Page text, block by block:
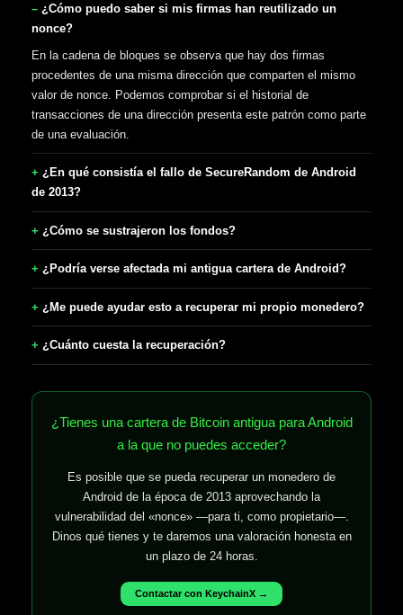
¿Cómo puedo saber si mis firmas han reutilizado un
nonce?
En la cadena de bloques se observa que hay dos firmas
procedentes de una misma dirección que comparten el mismo
valor de nonce. Podemos comprobar si el historial de
transacciones de una dirección presenta este patrón como parte
de una evaluación.
¿En qué consistía el fallo de SecureRandom de Android
de 2013?
¿Cómo se sustrajeron los fondos?
¿Podría verse afectada mi antigua cartera de Android?
¿Me puede ayudar esto a recuperar mi propio monedero?
¿Cuánto cuesta la recuperación?
¿Tienes una cartera de Bitcoin antigua para Android
a la que no puedes acceder?
Es posible que se pueda recuperar un monedero de
Android de la época de 2013 aprovechando la
vulnerabilidad del «nonce» —para ti, como propietario—.
Dinos qué tienes y te daremos una valoración honesta en
un plazo de 24 horas.
Contactar con KeychainX →